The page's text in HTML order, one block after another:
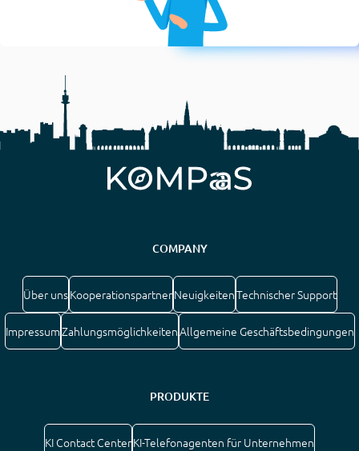
COMPANY
Über unsKooperationspartnerNeuigkeitenTechnischer Support
ImpressumZahlungsmöglichkeitenAllgemeine Geschäftsbedingungen
PRODUKTE
KI Contact CenterKI-Telefonagenten für Unternehmen